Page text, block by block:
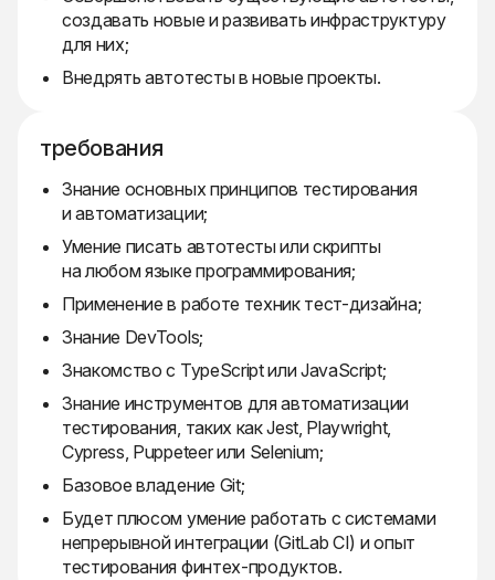
создавать новые и развивать инфраструктуру
для них;
Внедрять автотесты в новые проекты.
требования
Знание основных принципов тестирования
и автоматизации;
Умение писать автотесты или скрипты
на любом языке программирования;
Применение в работе техник тест-дизайна;
Знание DevTools;
Знакомство с TypeScript или JavaScript;
Знание инструментов для автоматизации
тестирования, таких как Jest, Playwright,
Cypress, Puppeteer или Selenium;
Базовое владение Git;
Будет плюсом умение работать с системами
непрерывной интеграции (GitLab CI) и опыт
тестирования финтех-продуктов.